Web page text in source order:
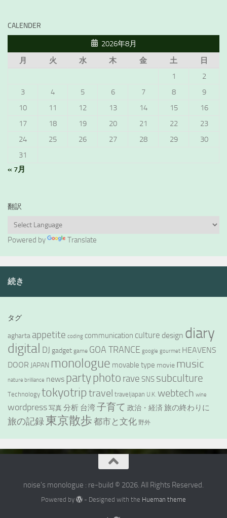
CALENDER
2026年8月
月
火 水 木 金 土
日
1
2
3
4 5 6 7 8
9
10
11 12 13 14 15
16
17
18 19 20 21 22
23
24
25 26 27 28 29
30
31
« 7月
翻訳
Powered by Translate
続き
タグ
agharta appetite coding communication culture design diary
digital DJ gadget game GOA TRANCE google gourmet HEAVENS
DOOR JAPAN monologue movable type movie music
nature brilliance news partyphoto rave SNS subculture
Technology tokyotriptravel traveljapan U.K. webtech wine
wordpress 写真 分析 台湾子育て 政治・経済 旅の終わりに
旅の記録東京散歩 都市と文化 野外
noise's monologue : re-build © 2026. All Rights Reserved.
Powered by - Designed with the Hueman theme